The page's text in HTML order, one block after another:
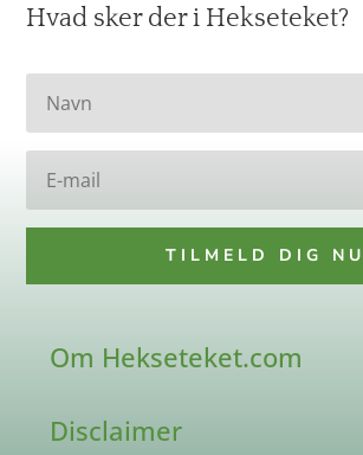
Hvad sker der i Hekseteket?
TILMELD DIG NU
Om Hekseteket.com
Disclaimer